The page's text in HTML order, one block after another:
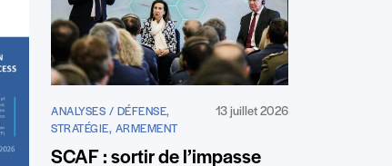
ANALYSES / DÉFENSE,
STRATÉGIE, ARMEMENT
13 juillet 2026
SCAF : sortir de l’impasse